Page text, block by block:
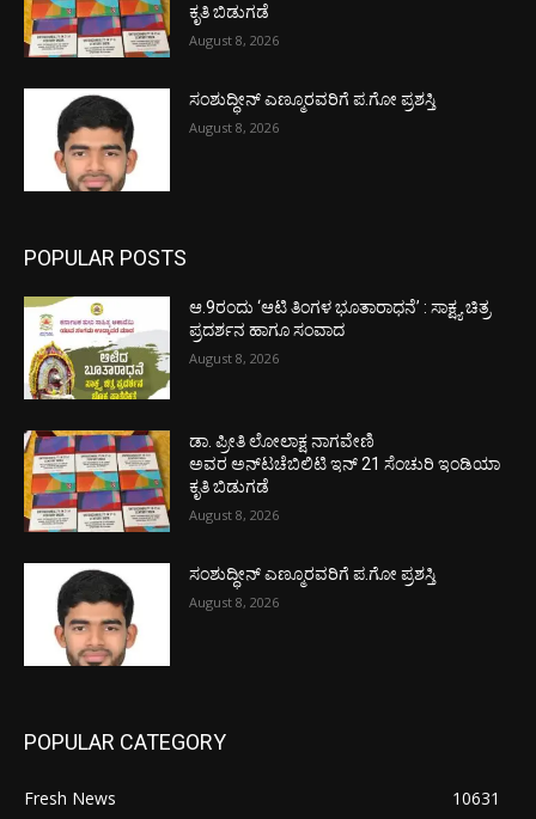
ಕೃತಿ ಬಿಡುಗಡೆ
August 8, 2026
ಸಂಶುದ್ಧೀನ್ ಎಣ್ಮೂರವರಿಗೆ ಪ.ಗೋ ಪ್ರಶಸ್ತಿ
August 8, 2026
POPULAR POSTS
ಆ.9ರಂದು ‘ಆಟಿ ತಿಂಗಳ ಭೂತಾರಾಧನೆ’ : ಸಾಕ್ಷ್ಯ ಚಿತ್ರ
ಪ್ರದರ್ಶನ ಹಾಗೂ ಸಂವಾದ
August 8, 2026
ಡಾ. ಪ್ರೀತಿ ಲೋಲಾಕ್ಷ ನಾಗವೇಣಿ
ಅವರ ಅನ್‌ಟಚೆಬಿಲಿಟಿ ಇನ್ 21 ಸೆಂಚುರಿ ಇಂಡಿಯಾ
ಕೃತಿ ಬಿಡುಗಡೆ
August 8, 2026
ಸಂಶುದ್ಧೀನ್ ಎಣ್ಮೂರವರಿಗೆ ಪ.ಗೋ ಪ್ರಶಸ್ತಿ
August 8, 2026
POPULAR CATEGORY
Fresh News
10631